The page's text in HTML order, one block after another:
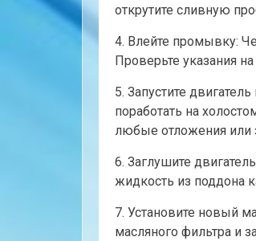
открутите сливную
4. Влейте промывку:
Проверьте указания
5. Запустите
поработать на
любые отложения или
6. Заглушите
жидкость из поддона
7. Установите новый
масляного фильтра и